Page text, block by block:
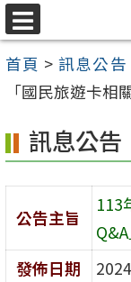
跳
至
主
容
區
選
單
首頁 > 訊息公告
「國民旅遊卡相
訊息公告
公告主旨
113
發佈日期